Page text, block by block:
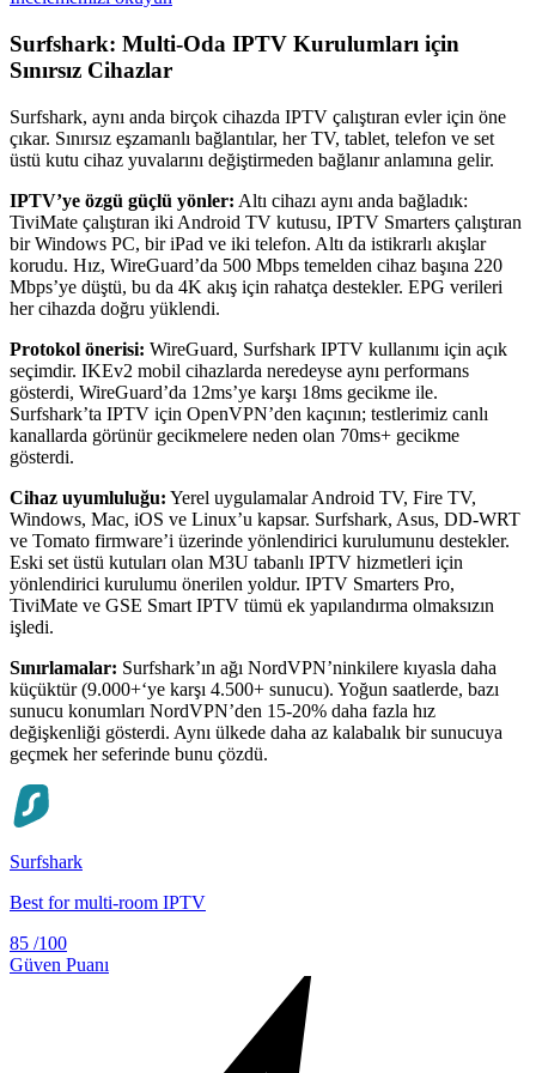
Surfshark: Multi-Oda IPTV Kurulumları için
Sınırsız Cihazlar
Surfshark, aynı anda birçok cihazda IPTV çalıştıran evler için öne
çıkar. Sınırsız eşzamanlı bağlantılar, her TV, tablet, telefon ve set
üstü kutu cihaz yuvalarını değiştirmeden bağlanır anlamına gelir.
IPTV’ye özgü güçlü yönler: Altı cihazı aynı anda bağladık:
TiviMate çalıştıran iki Android TV kutusu, IPTV Smarters çalıştıran
bir Windows PC, bir iPad ve iki telefon. Altı da istikrarlı akışlar
korudu. Hız, WireGuard’da 500 Mbps temelden cihaz başına 220
Mbps’ye düştü, bu da 4K akış için rahatça destekler. EPG verileri
her cihazda doğru yüklendi.
Protokol önerisi: WireGuard, Surfshark IPTV kullanımı için açık
seçimdir. IKEv2 mobil cihazlarda neredeyse aynı performans
gösterdi, WireGuard’da 12ms’ye karşı 18ms gecikme ile.
Surfshark’ta IPTV için OpenVPN’den kaçının; testlerimiz canlı
kanallarda görünür gecikmelere neden olan 70ms+ gecikme
gösterdi.
Cihaz uyumluluğu: Yerel uygulamalar Android TV, Fire TV,
Windows, Mac, iOS ve Linux’u kapsar. Surfshark, Asus, DD-WRT
ve Tomato firmware’i üzerinde yönlendirici kurulumunu destekler.
Eski set üstü kutuları olan M3U tabanlı IPTV hizmetleri için
yönlendirici kurulumu önerilen yoldur. IPTV Smarters Pro,
TiviMate ve GSE Smart IPTV tümü ek yapılandırma olmaksızın
işledi.
Sınırlamalar: Surfshark’ın ağı NordVPN’ninkilere kıyasla daha
küçüktür (9.000+‘ye karşı 4.500+ sunucu). Yoğun saatlerde, bazı
sunucu konumları NordVPN’den 15-20% daha fazla hız
değişkenliği gösterdi. Aynı ülkede daha az kalabalık bir sunucuya
geçmek her seferinde bunu çözdü.
Surfshark
Best for multi-room IPTV
85 /100
Güven Puanı